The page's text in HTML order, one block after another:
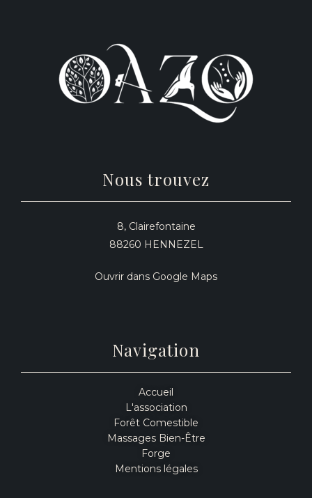
Nous trouvez
8, Clairefontaine
88260 HENNEZEL
Ouvrir dans Google Maps
Navigation
Accueil
L'association
Forêt Comestible
Massages Bien-Être
Forge
Mentions légales